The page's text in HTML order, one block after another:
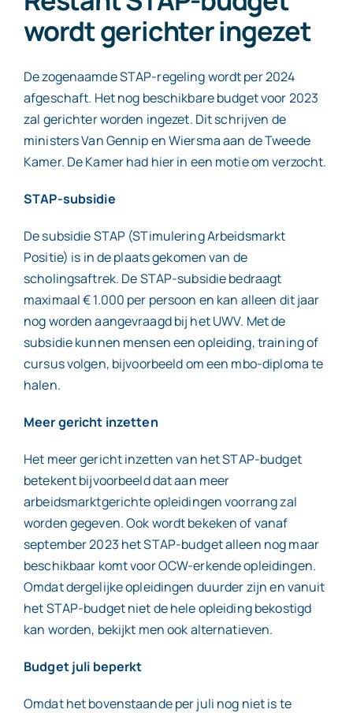
Contact
wordt gerichter ingezet
De zogenaamde STAP-regeling wordt per 2024
afgeschaft. Het nog beschikbare budget voor 2023
zal gerichter worden ingezet. Dit schrijven de
ministers Van Gennip en Wiersma aan de Tweede
Kamer. De Kamer had hier in een motie om verzocht.
STAP-subsidie
De subsidie STAP (STimulering Arbeidsmarkt
Positie) is in de plaats gekomen van de
scholingsaftrek. De STAP-subsidie bedraagt
maximaal € 1.000 per persoon en kan alleen dit jaar
nog worden aangevraagd bij het UWV. Met de
subsidie kunnen mensen een opleiding, training of
cursus volgen, bijvoorbeeld om een mbo-diploma te
halen.
Meer gericht inzetten
Het meer gericht inzetten van het STAP-budget
betekent bijvoorbeeld dat aan meer
arbeidsmarktgerichte opleidingen voorrang zal
worden gegeven. Ook wordt bekeken of vanaf
september 2023 het STAP-budget alleen nog maar
beschikbaar komt voor OCW-erkende opleidingen.
Omdat dergelijke opleidingen duurder zijn en vanuit
het STAP-budget niet de hele opleiding bekostigd
kan worden, bekijkt men ook alternatieven.
Budget juli beperkt
Omdat het bovenstaande per juli nog niet is te